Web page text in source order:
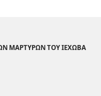
ΜΑΡΤΥΡΩΝ ΤΟΥ ΙΕΧΩΒΑ